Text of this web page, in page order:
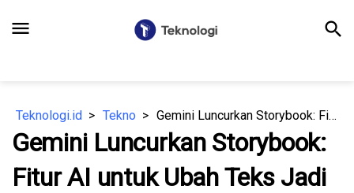
menu search
Teknologi.id Tekno Gemini Luncurkan Storybook: Fitur AI untuk Ubah Teks Jadi Buku Cerita Bergambar
Gemini Luncurkan Storybook:
Fitur AI untuk Ubah Teks Jadi